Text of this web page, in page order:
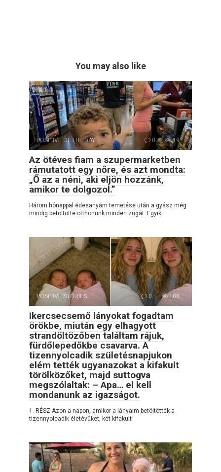
You may also like
POSITIVE OF THE DAY 0 19
Az ötéves fiam a szupermarketben
rámutatott egy nőre, és azt mondta:
„Ő az a néni, aki eljön hozzánk,
amikor te dolgozol.”
Három hónappal édesanyám temetése után a gyász még
mindig betöltötte otthonunk minden zugát. Egyik
POSITIVE STORIES 0 108
Ikercsecsemő lányokat fogadtam
örökbe, miután egy elhagyott
strandöltözőben találtam rájuk,
fürdőlepedőkbe csavarva. A
tizennyolcadik születésnapjukon
elém tették ugyanazokat a kifakult
törölközőket, majd suttogva
megszólaltak: – Apa… el kell
mondanunk az igazságot.
1. RÉSZ Azon a napon, amikor a lányaim betöltötték a
tizennyolcadik életévüket, két kifakult